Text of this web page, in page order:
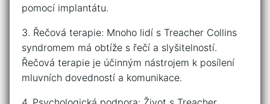
pomocí implantátu.
3. Řečová terapie: Mnoho ⁢lidí⁤ s‌ Treacher​ Collins
syndromem má obtíže s ‍řečí​ a slyšitelností.
Řečová terapie je účinným nástrojem k posílení
mluvních dovedností a ‍komunikace.